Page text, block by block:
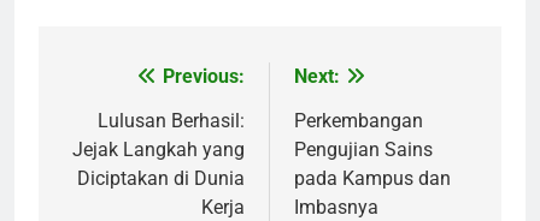
navigation
Previous:
Lulusan Berhasil:
Jejak Langkah yang
Diciptakan di Dunia
Kerja
Next:
Perkembangan
Pengujian Sains
pada Kampus dan
Imbasnya